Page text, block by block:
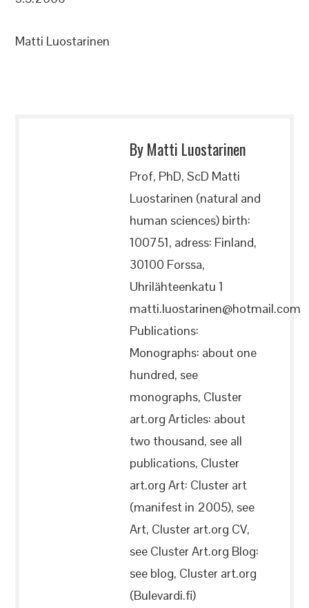
Matti Luostarinen
By Matti Luostarinen
Prof, PhD, ScD Matti
Luostarinen (natural and
human sciences) birth:
100751, adress: Finland,
30100 Forssa,
Uhrilähteenkatu 1
matti.luostarinen@hotmail.com
Publications:
Monographs: about one
hundred, see
monographs, Cluster
art.org Articles: about
two thousand, see all
publications, Cluster
art.org Art: Cluster art
(manifest in 2005), see
Art, Cluster art.org CV,
see Cluster Art.org Blog:
see blog, Cluster art.org
(Bulevardi.fi)